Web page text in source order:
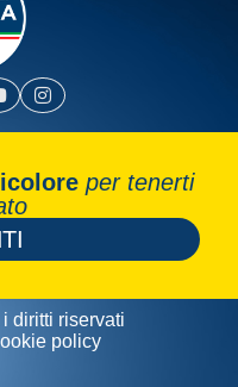
per tenerti
diritti riservati
policy